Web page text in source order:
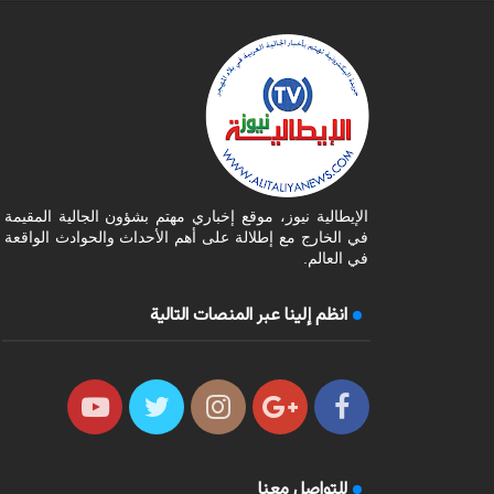
الإيطالية نيوز، موقع إخباري مهتم بشؤون الجالية المقيمة
في الخارج مع إطلالة على أهم الأحداث والحوادث الواقعة
في العالم.
انظم إلينا عبر المنصات التالية